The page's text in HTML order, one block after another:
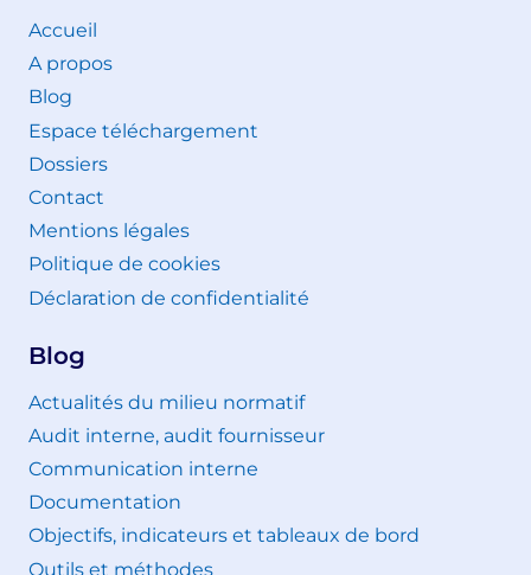
Accueil
A propos
Blog
Espace téléchargement
Dossiers
Contact
Mentions légales
Politique de cookies
Déclaration de confidentialité
Blog
Actualités du milieu normatif
Audit interne, audit fournisseur
Communication interne
Documentation
Objectifs, indicateurs et tableaux de bord
Outils et méthodes